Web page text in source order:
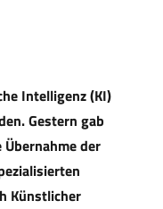
Intelligenz (KI)
Gestern gab
der
Künstlicher